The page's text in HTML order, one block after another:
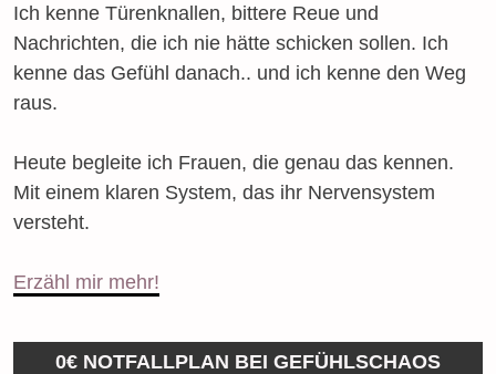
Ich kenne Türenknallen, bittere Reue und
Nachrichten, die ich nie hätte schicken sollen. Ich
kenne das Gefühl danach.. und ich kenne den Weg
raus.
Heute begleite ich Frauen, die genau das kennen.
Mit einem klaren System, das ihr Nervensystem
versteht.
Erzähl mir mehr!
0€ NOTFALLPLAN BEI GEFÜHLSCHAOS